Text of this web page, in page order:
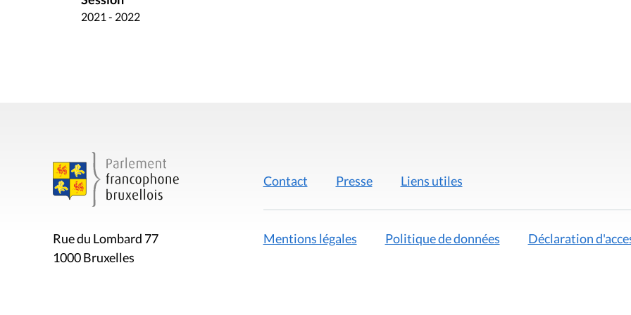
2021 - 2022
Rue du Lombard 77
1000 Bruxelles
Contact Presse Liens utiles
Mentions légales Politique de données Déclaration